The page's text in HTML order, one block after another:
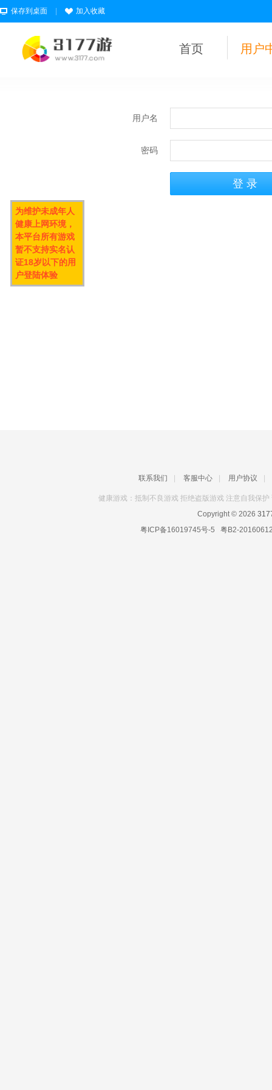
保存到桌面 加入收藏
首页 用户
用户名
密码
联系我们 客服中心 用户协议
健康游戏：抵制不良游戏 拒绝盗版游戏 注意自我保
Copyright © 2026
粤ICP备16019745号-5 粤B2-
为维护未成年人
健康上网环境，
本平台所有游戏
暂不支持实名认
证18岁以下的用
户登陆体验